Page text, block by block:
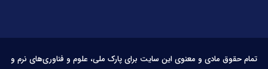
تمام حقوق مادی و معنوی این سایت برای پارک ملی، علوم و فناوری‌های نرم و